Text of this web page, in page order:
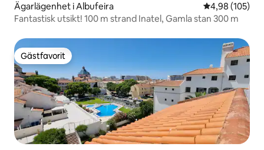
Ägarlägenhet i Albufeira 4,98 av 5 i
4,98 (105)
Fantastisk utsikt! 100 m strand Inatel, Gamla stan 300 m
Gästfavorit
Gästfavorit